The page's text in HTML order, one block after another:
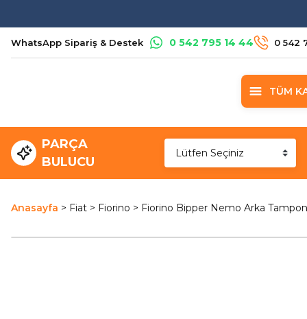
WhatsApp Sipariş & Destek 0 542 795 14 44 0 542
TÜM
PARÇA
BULUCU
Anasayfa Fiat Fiorino Fiorino Bipper Nemo Arka